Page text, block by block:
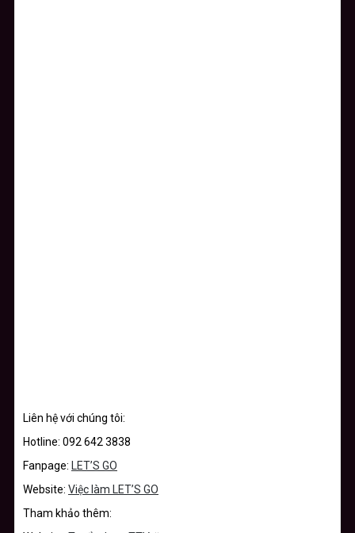
Liên hệ với chúng tôi:
Hotline: 092 642 3838
Fanpage: LET’S GO
Website: Việc làm LET’S GO
Tham khảo thêm: